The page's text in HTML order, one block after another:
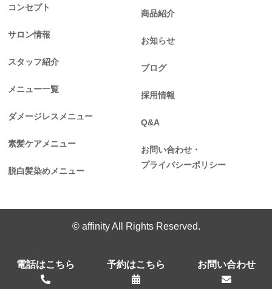
コンセプト
サロン情報
スタッフ紹介
メニュー一覧
ダメージレスメニュー
素髪ケアメニュー
脱白髪染めメニュー
商品紹介
お知らせ
ブログ
採用情報
Q&A
お問い合わせ・
プライバシーポリシー
© affinity All Rights Reserved.
電話はこちら 予約はこちら お問い合わせ